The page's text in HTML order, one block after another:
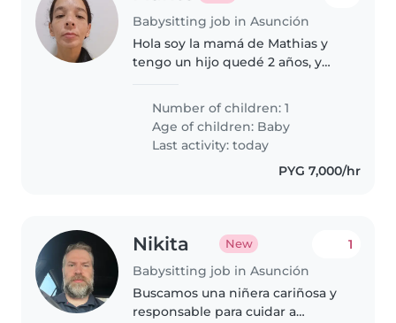
Babysitting job in Asunción
Hola soy la mamá de Mathias y
tengo un hijo quedé 2 años, y
Number of children: 1
Age of children: Baby
Last activity: today
PYG 7,000/hr
Nikita New
Babysitting job in Asunción
1
Buscamos una niñera cariñosa y
responsable para cuidar a